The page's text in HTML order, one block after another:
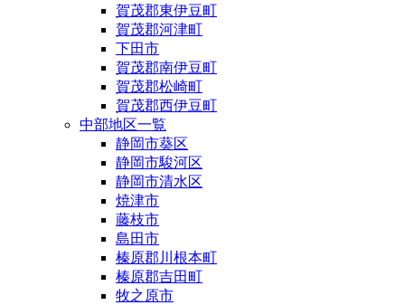
賀茂郡東伊豆町
賀茂郡河津町
下田市
賀茂郡南伊豆町
賀茂郡松崎町
賀茂郡西伊豆町
中部地区一覧
静岡市葵区
静岡市駿河区
静岡市清水区
焼津市
藤枝市
島田市
榛原郡川根本町
榛原郡吉田町
牧之原市